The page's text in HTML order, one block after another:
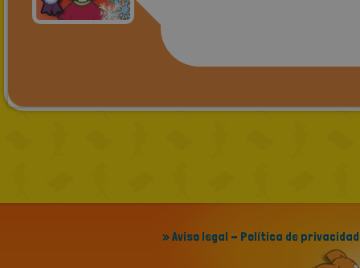
» Aviso legal - Política de privacidad